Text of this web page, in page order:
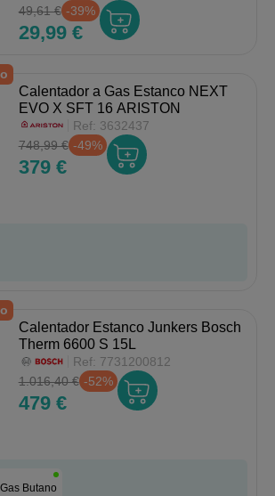
49,61 € -39%
29,99 €
Calentador a Gas Estanco NEXT
EVO X SFT 16 ARISTON
Ref: 3632437
748,99 € -49%
379 €
Calentador Estanco Junkers Bosch
Therm 6600 S 15L
Ref: 7731200812
1.016,40 € -52%
479 €
Gas Butano